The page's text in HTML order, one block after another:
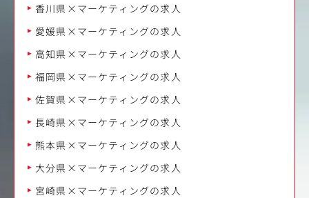
香川県×マーケティングの求人
愛媛県×マーケティングの求人
高知県×マーケティングの求人
福岡県×マーケティングの求人
佐賀県×マーケティングの求人
長崎県×マーケティングの求人
熊本県×マーケティングの求人
大分県×マーケティングの求人
宮崎県×マーケティングの求人